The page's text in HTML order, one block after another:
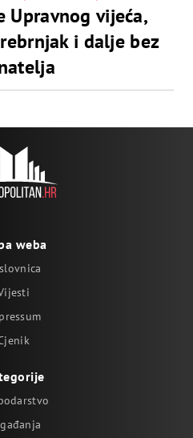
Upravnog vijeća,
i dalje bez
weba